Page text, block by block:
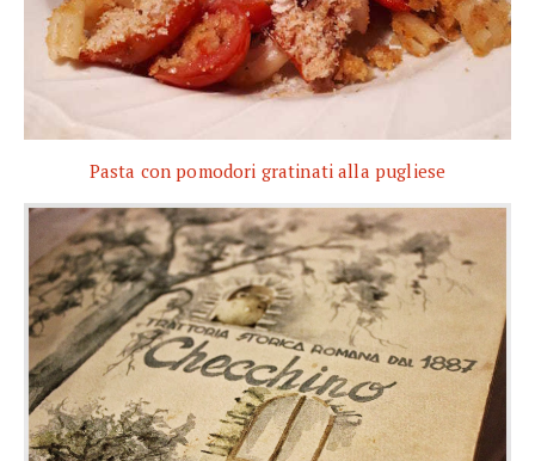
Pasta con pomodori gratinati alla pugliese